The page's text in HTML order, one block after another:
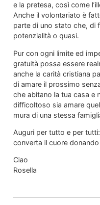
e la pretesa, così come
Anche il volontariato è
parte di uno stato che, di
potenzialità o quasi.
Pur con ogni limite ed
gratuità possa essere
anche la carità cristiana
di amare il prossimo
che abitano la tua casa e
difficoltoso sia amare
mura di una stessa
Auguri per tutto e per
converta il cuore
Ciao
Rosella